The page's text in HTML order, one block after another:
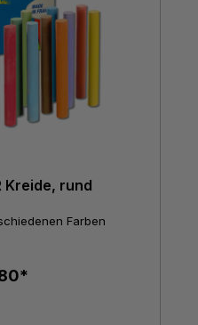
Kreide, rund
Farben